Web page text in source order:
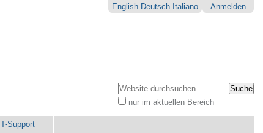
Anmelden
English Deutsch Italiano
Website durchsuchen
nur im aktuellen Bereich
IT-Support